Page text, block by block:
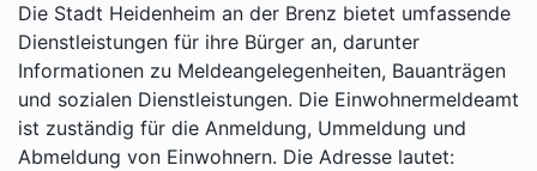
Die Stadt Heidenheim an der Brenz bietet umfassende
Dienstleistungen für ihre Bürger an, darunter
Informationen zu Meldeangelegenheiten, Bauanträgen
und sozialen Dienstleistungen. Die Einwohnermeldeamt
ist zuständig für die Anmeldung, Ummeldung und
Abmeldung von Einwohnern. Die Adresse lautet: